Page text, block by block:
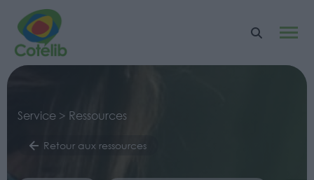
Service > Ressources
Retour aux ressources